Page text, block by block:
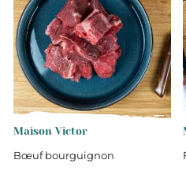
Maison Victor
Bœuf bourguignon